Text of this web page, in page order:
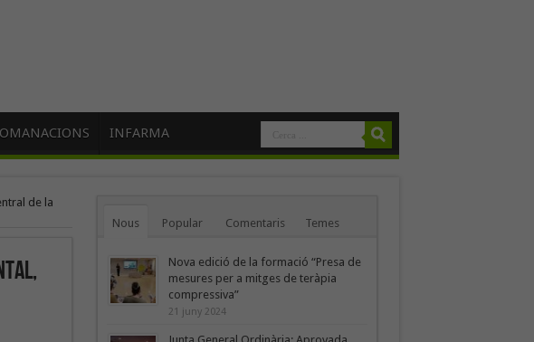
INFARMA
de la
Nous Popular Comentaris Temes
Nova edició de la formació “Presa de
mesures per a mitges de teràpia
compressiva”
21 juny 2024